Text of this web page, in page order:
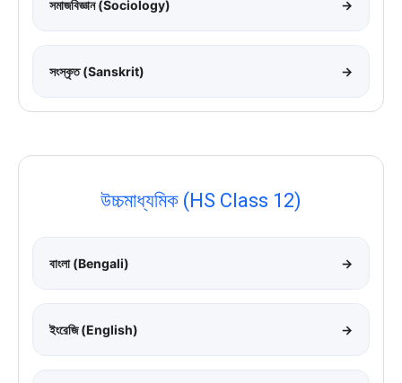
সমাজবিজ্ঞান (Sociology) →
সংস্কৃত (Sanskrit) →
উচ্চমাধ্যমিক (HS Class 12)
বাংলা (Bengali) →
ইংরেজি (English) →